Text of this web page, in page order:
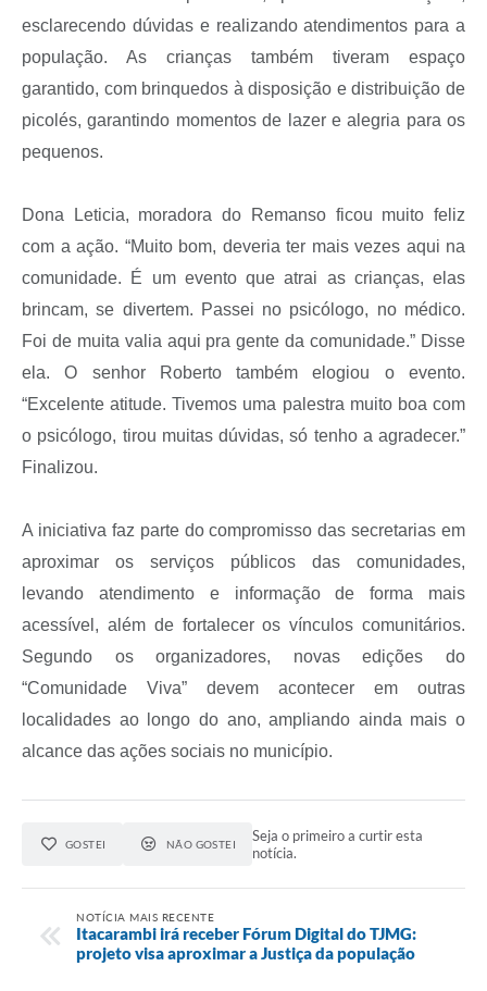
esclarecendo dúvidas e realizando atendimentos para a
população. As crianças também tiveram espaço
garantido, com brinquedos à disposição e distribuição de
picolés, garantindo momentos de lazer e alegria para os
pequenos.
Dona Leticia, moradora do Remanso ficou muito feliz
com a ação. “Muito bom, deveria ter mais vezes aqui na
comunidade. É um evento que atrai as crianças, elas
brincam, se divertem. Passei no psicólogo, no médico.
Foi de muita valia aqui pra gente da comunidade.” Disse
ela. O senhor Roberto também elogiou o evento.
“Excelente atitude. Tivemos uma palestra muito boa com
o psicólogo, tirou muitas dúvidas, só tenho a agradecer.”
Finalizou.
A iniciativa faz parte do compromisso das secretarias em
aproximar os serviços públicos das comunidades,
levando atendimento e informação de forma mais
acessível, além de fortalecer os vínculos comunitários.
Segundo os organizadores, novas edições do
“Comunidade Viva” devem acontecer em outras
localidades ao longo do ano, ampliando ainda mais o
alcance das ações sociais no município.
GOSTEI NÃO GOSTEI
Seja o primeiro a curtir esta
notícia.
NOTÍCIA MAIS RECENTE
Itacarambi irá receber Fórum Digital do TJMG:
projeto visa aproximar a Justiça da população